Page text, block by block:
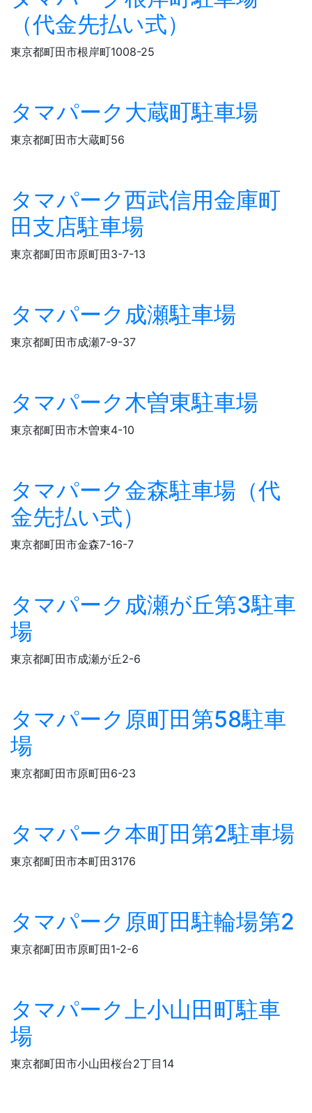
（代金先払い式）
東京都町田市根岸町1008-25
タマパーク大蔵町駐車場
東京都町田市大蔵町56
タマパーク西武信用金庫町
田支店駐車場
東京都町田市原町田3-7-13
タマパーク成瀬駐車場
東京都町田市成瀬7-9-37
タマパーク木曽東駐車場
東京都町田市木曽東4-10
タマパーク金森駐車場（代
金先払い式）
東京都町田市金森7-16-7
タマパーク成瀬が丘第3駐車
場
東京都町田市成瀬が丘2-6
タマパーク原町田第58駐車
場
東京都町田市原町田6-23
タマパーク本町田第2駐車場
東京都町田市本町田3176
タマパーク原町田駐輪場第2
東京都町田市原町田1-2-6
タマパーク上小山田町駐車
場
東京都町田市小山田桜台2丁目14